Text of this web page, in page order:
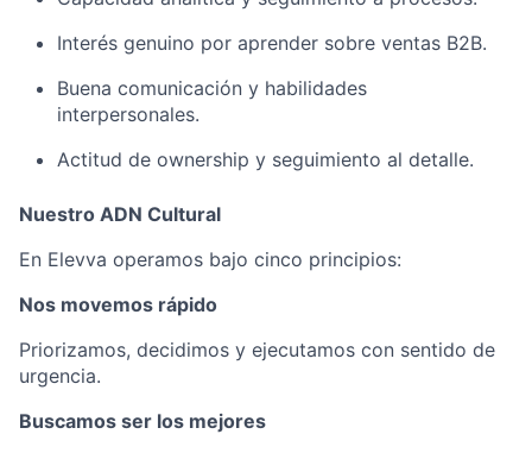
Interés genuino por aprender sobre ventas B2B.
Buena comunicación y habilidades
interpersonales.
Actitud de ownership y seguimiento al detalle.
Nuestro ADN Cultural
En Elevva operamos bajo cinco principios:
Nos movemos rápido
Priorizamos, decidimos y ejecutamos con sentido de
urgencia.
Buscamos ser los mejores